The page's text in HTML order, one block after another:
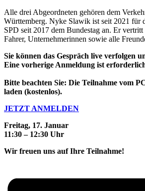
Alle drei Abgeordneten gehören dem
Württemberg. Nyke Slawik ist seit 2021 für
SPD seit 2017 dem Bundestag an. Er
Fahrer, Unternehmerinnen sowie alle
Sie können das Gespräch live verfolgen
Eine vorherige Anmeldung ist
Bitte beachten Sie: Die Teilnahme vom
laden (kostenlos).
JETZT ANMELDEN
Freitag, 17. Januar
11:30 – 12:30 Uhr
Wir freuen uns auf Ihre Teilnahme!